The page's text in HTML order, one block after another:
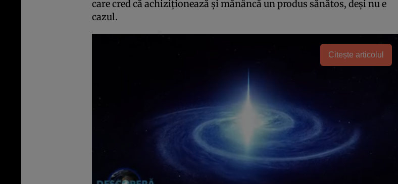
care cred că achiziţionează şi mănâncă un produs sănătos, deşi nu e
cazul.
Citește articolul